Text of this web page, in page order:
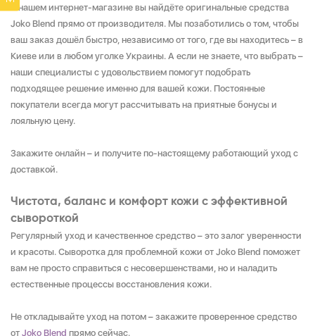
В нашем интернет-магазине вы найдёте оригинальные средства
Joko Blend прямо от производителя. Мы позаботились о том, чтобы
ваш заказ дошёл быстро, независимо от того, где вы находитесь – в
Киеве или в любом уголке Украины. А если не знаете, что выбрать –
наши специалисты с удовольствием помогут подобрать
подходящее решение именно для вашей кожи. Постоянные
покупатели всегда могут рассчитывать на приятные бонусы и
лояльную цену.
Закажите онлайн – и получите по-настоящему работающий уход с
доставкой.
Чистота, баланс и комфорт кожи с эффективной
сывороткой
Регулярный уход и качественное средство – это залог уверенности
и красоты. Сыворотка для проблемной кожи от Joko Blend поможет
вам не просто справиться с несовершенствами, но и наладить
естественные процессы восстановления кожи.
Не откладывайте уход на потом – закажите проверенное средство
от Joko Blend прямо сейчас.